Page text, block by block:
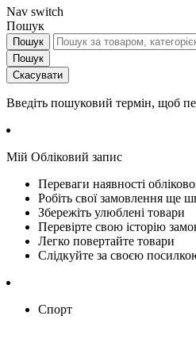
Nav switch
Пошук
Пошук
Пошук
Скасувати
Введіть пошуковий термін, щоб
Мій Обліковий запис
Переваги наявності
Робіть свої замовлення ще
Збережіть улюблені товари
Перевірте свою історію
Легко повертайте товари
Слідкуйте за своєю
Спорт